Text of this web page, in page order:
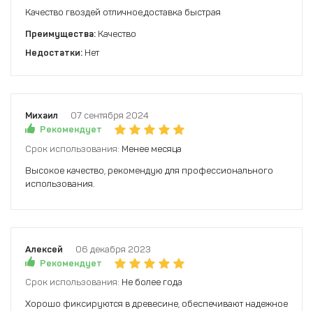
Качество гвоздей отличное,доставка быстрая
Преимущества: Качество
Недостатки: Нет
Михаил
07 сентября 2024
Рекомендует
Срок использования: Менее месяца
Высокое качество, рекомендую для профессионального
использования.
Алексей
06 декабря 2023
Рекомендует
Срок использования: Не более года
Хорошо фиксируются в древесине, обеспечивают надежное